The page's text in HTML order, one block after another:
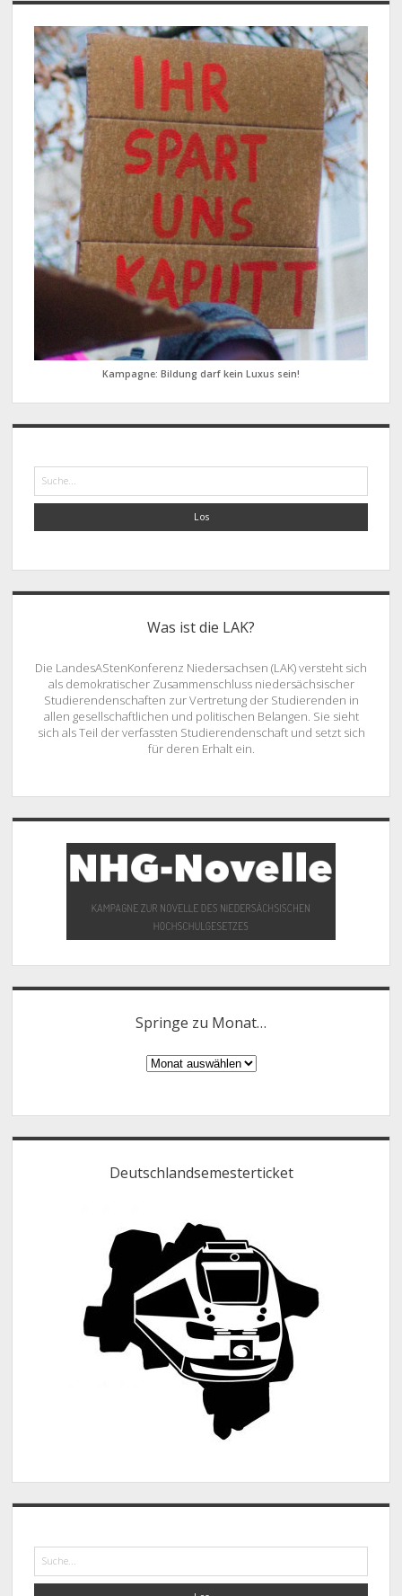
Sidebar
Kampagne: Bildung darf kein Luxus sein!
Suche
Was ist die LAK?
Die LandesAStenKonferenz Niedersachsen (LAK) versteht sich
als demokratischer Zusammenschluss niedersächsischer
Studierendenschaften zur Vertretung der Studierenden in
allen gesellschaftlichen und politischen Belangen. Sie sieht
sich als Teil der verfassten Studierendenschaft und setzt sich
für deren Erhalt ein.
Springe zu Monat…
Springe
Deutschlandsemesterticket
Suche